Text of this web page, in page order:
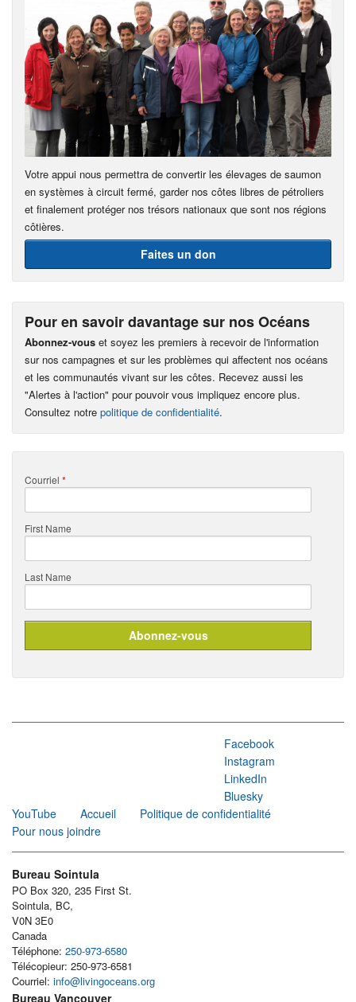
Votre appui nous permettra de convertir les élevages de saumon
en systèmes à circuit fermé, garder nos côtes libres de pétroliers
et finalement protéger nos trésors nationaux que sont nos régions
côtières.
Faites un don
Pour en savoir davantage sur nos Océans
Abonnez-vous et soyez les premiers à recevoir de l'information
sur nos campagnes et sur les problèmes qui affectent nos océans
et les communautés vivant sur les côtes. Recevez aussi les
"Alertes à l'action" pour pouvoir vous impliquez encore plus.
Consultez notre politique de confidentialité.
Courriel *
First Name
Last Name
Facebook
Instagram
LinkedIn
Bluesky
YouTube
Accueil
Politique de confidentialité
Pour nous joindre
Bureau Sointula
PO Box 320, 235 First St.
Sointula, BC,
V0N 3E0
Canada
Téléphone: 250-973-6580
Télécopieur: 250-973-6581
Courriel: info@livingoceans.org
Bureau Vancouver